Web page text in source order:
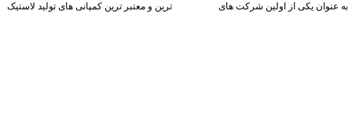
به عنوان یکی از اولین شرکت های
ترین و معتبر ترین کمپانی های تولید لاستیک